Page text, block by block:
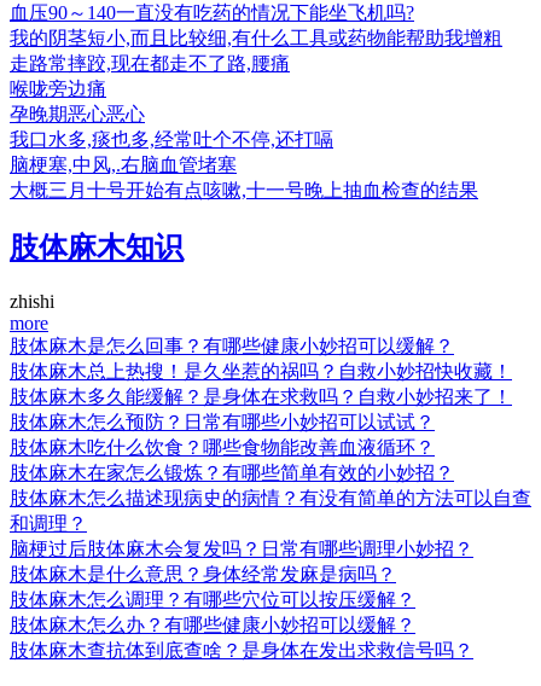
血压90～140一直没有吃药的情况下能坐飞机吗?
我的阴茎短小,而且比较细,有什么工具或药物能帮助我增粗
走路常摔跤,现在都走不了路,腰痛
喉咙旁边痛
孕晚期恶心恶心
我口水多,痰也多,经常吐个不停,还打嗝
脑梗塞,中风,.右脑血管堵塞
大概三月十号开始有点咳嗽,十一号晚上抽血检查的结果
肢体麻木知识
zhishi
more
肢体麻木是怎么回事？有哪些健康小妙招可以缓解？
肢体麻木总上热搜！是久坐惹的祸吗？自救小妙招快收藏！
肢体麻木多久能缓解？是身体在求救吗？自救小妙招来了！
肢体麻木怎么预防？日常有哪些小妙招可以试试？
肢体麻木吃什么饮食？哪些食物能改善血液循环？
肢体麻木在家怎么锻炼？有哪些简单有效的小妙招？
肢体麻木怎么描述现病史的病情？有没有简单的方法可以自查
和调理？
脑梗过后肢体麻木会复发吗？日常有哪些调理小妙招？
肢体麻木是什么意思？身体经常发麻是病吗？
肢体麻木怎么调理？有哪些穴位可以按压缓解？
肢体麻木怎么办？有哪些健康小妙招可以缓解？
肢体麻木查抗体到底查啥？是身体在发出求救信号吗？